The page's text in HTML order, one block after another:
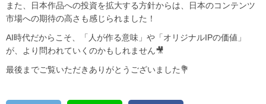
また、日本作品への投資を拡大する方針からは、日本のコンテンツ
市場への期待の高さも感じられました！
AI時代だからこそ、「人が作る意味」や「オリジナルIPの価値」
が、より問われていくのかもしれません🎥
最後までご覧いただきありがとうございました💐